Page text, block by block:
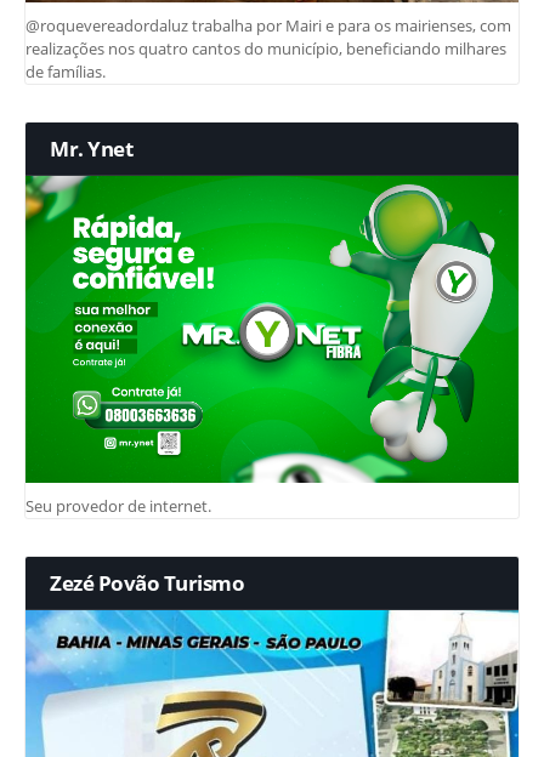
@roquevereadordaluz trabalha por Mairi e para os mairienses, com
realizações nos quatro cantos do município, beneficiando milhares
de famílias.
Mr. Ynet
Seu provedor de internet.
Zezé Povão Turismo